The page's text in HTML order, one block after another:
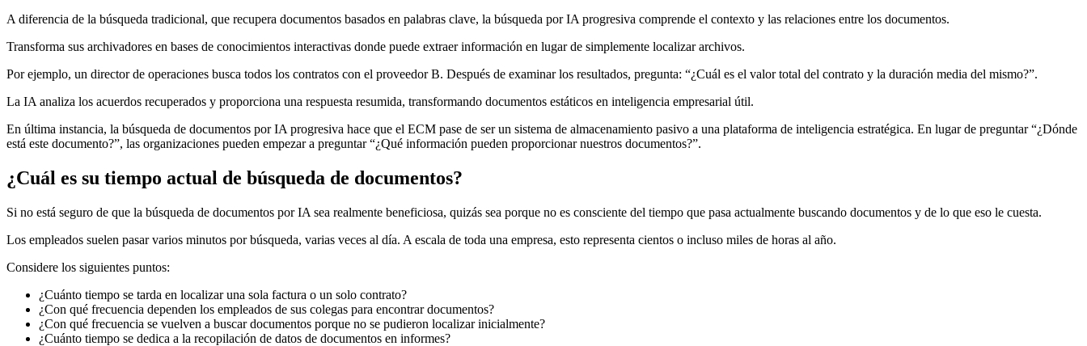
A diferencia de la búsqueda tradicional, que recupera documentos basados en palabras clave, la búsqueda por IA progresiva comprende el contexto y las relaciones entre los documentos.
Transforma sus archivadores en bases de conocimientos interactivas donde puede extraer información en lugar de simplemente localizar archivos.
Por ejemplo, un director de operaciones busca todos los contratos con el proveedor B. Después de examinar los resultados, pregunta: “¿Cuál es el valor total del contrato y la duración media del mismo?”.
La IA analiza los acuerdos recuperados y proporciona una respuesta resumida, transformando documentos estáticos en inteligencia empresarial útil.
En última instancia, la búsqueda de documentos por IA progresiva hace que el ECM pase de ser un sistema de almacenamiento pasivo a una plataforma de inteligencia estratégica. En lugar de preguntar “¿Dónde
está este documento?”, las organizaciones pueden empezar a preguntar “¿Qué información pueden proporcionar nuestros documentos?”.
¿Cuál es su tiempo actual de búsqueda de documentos?
Si no está seguro de que la búsqueda de documentos por IA sea realmente beneficiosa, quizás sea porque no es consciente del tiempo que pasa actualmente buscando documentos y de lo que eso le cuesta.
Los empleados suelen pasar varios minutos por búsqueda, varias veces al día. A escala de toda una empresa, esto representa cientos o incluso miles de horas al año.
Considere los siguientes puntos:
¿Cuánto tiempo se tarda en localizar una sola factura o un solo contrato?
¿Con qué frecuencia dependen los empleados de sus colegas para encontrar documentos?
¿Con qué frecuencia se vuelven a buscar documentos porque no se pudieron localizar inicialmente?
¿Cuánto tiempo se dedica a la recopilación de datos de documentos en informes?